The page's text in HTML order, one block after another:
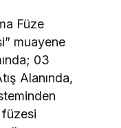
Füze
muayene
03
Alanında,